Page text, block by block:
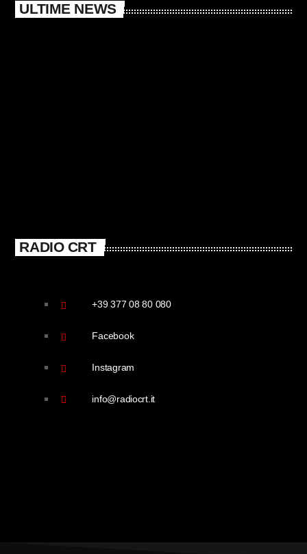
ULTIME NEWS
RADIO CRT
+39 377 08 80 080
Facebook
Instagram
info@radiocrt.it